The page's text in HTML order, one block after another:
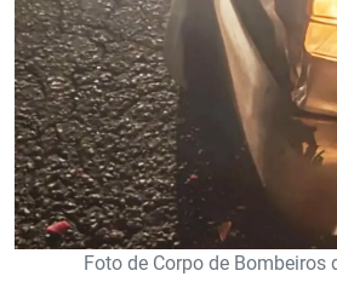
Foto de Corpo de Bombeiros